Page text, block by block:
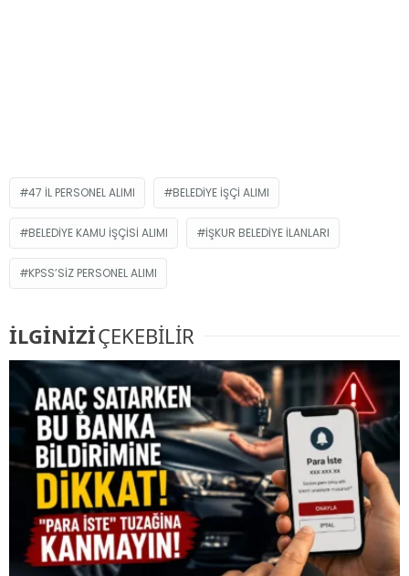
47 IL PERSONEL ALIMI BELEDIYE IŞÇI ALIMI
BELEDIYE KAMU IŞÇISI ALIMI İŞKUR BELEDIYE ILANLARI
KPSS’SIZ PERSONEL ALIMI
İLGİNİZİÇEKEBİLİR